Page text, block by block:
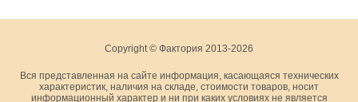
Copyright © Фактория 2013-2026
Вся представленная на сайте информация, касающаяся технических
характеристик, наличия на складе, стоимости товаров, носит
информационный характер и ни при каких условиях не является